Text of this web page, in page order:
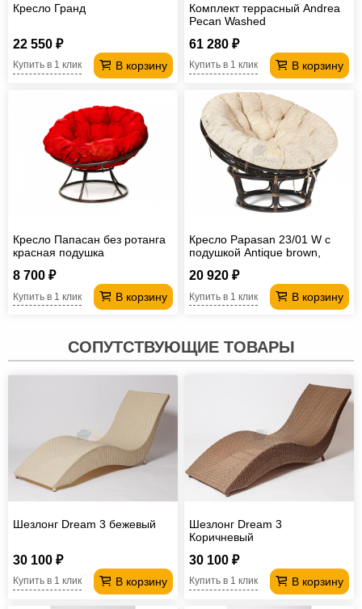
Кресло Гранд
22 550 ₽
В корзину
Купить в 1 клик
Комплект террасный Andrea
Pecan Washed
61 280 ₽
В корзину
Купить в 1 клик
Кресло Папасан без ротанга
красная подушка
8 700 ₽
В корзину
Купить в 1 клик
Кресло Papasan 23/01 W с
подушкой Antique brown,
20 920 ₽
В корзину
Купить в 1 клик
СОПУТСТВУЮЩИЕ ТОВАРЫ
Шезлонг Dream 3 бежевый
30 100 ₽
В корзину
Купить в 1 клик
Шезлонг Dream 3
Коричневый
30 100 ₽
В корзину
Купить в 1 клик